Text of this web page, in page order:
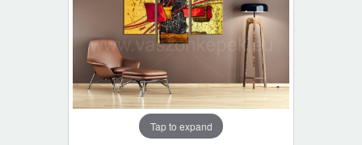
Tap to expand